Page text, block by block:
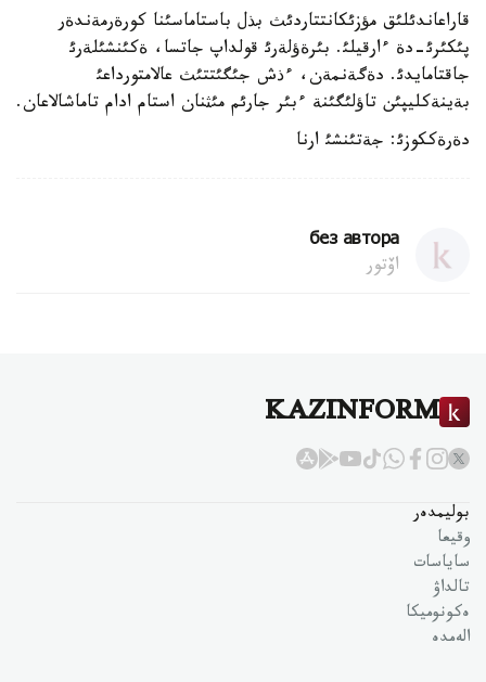
قاراعاندئلئق مؤزئكانتتاردئث بذل باستاماسئنا كورةرمةندةر
پئكئرئ-دة ءارقيلئ. بئرةؤلةرئ قولداپ جاتسا، ةكئنشئلةرئ
جاقتامايدئ. دةگةنمةن، ءذش جئگئتتئث عالامتورداعئ
بةينةكليپئن تاؤلئگئنة ءبئر جارئم مئثنان استام ادام تاماشالاعان.
دةرةككوزئ: جةتئنشئ ارنا
без автора
اۆتور
KAZINFORM
بوليمدەر
وقيعا
ساياسات
تالداۋ
ەكونوميكا
الەمدە